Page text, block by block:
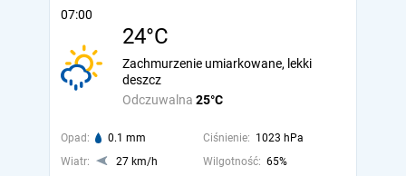
07:00
24°C
Odczuwalna 25°C
Zachmurzenie umiarkowane, lekki
deszcz
Opad: 0.1 mm Ciśnienie: 1023 hPa
Wiatr:
27 km/h Wilgotność: 65%